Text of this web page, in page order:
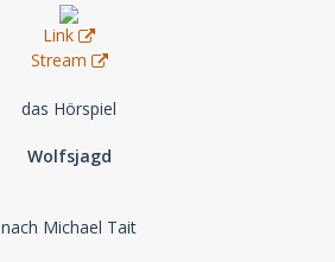
Link
Stream
das Hörspiel
Wolfsjagd
nach Michael Tait